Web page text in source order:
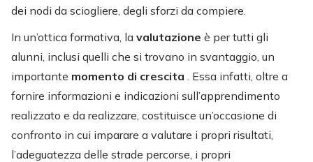
dei nodi da sciogliere, degli sforzi da compiere.
In un’ottica formativa, la valutazione è per tutti gli
alunni, inclusi quelli che si trovano in svantaggio, un
importante momento di crescita
. Essa infatti, oltre a
fornire informazioni e indicazioni sull’apprendimento
realizzato e da realizzare, costituisce un’occasione di
confronto in cui imparare a valutare i propri risultati,
l’adeguatezza delle strade percorse, i propri